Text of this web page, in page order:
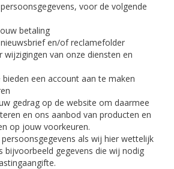
voor de volgende
betaling
en/of reclamefolder
wijzigingen van onze diensten en
een account aan te maken
gedrag op de website om daarmee
en ons aanbod van producten en
op jouw voorkeuren.
als wij hier wettelijk
bijvoorbeeld gegevens die wij nodig